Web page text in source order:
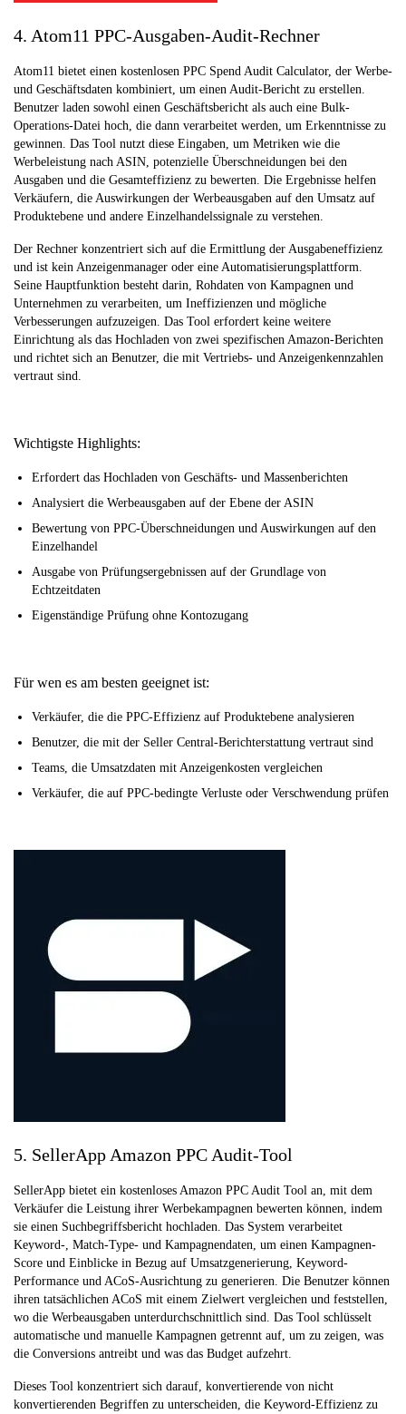
4. Atom11 PPC-Ausgaben-Audit-Rechner
Atom11 bietet einen kostenlosen PPC Spend Audit Calculator, der Werbe-
und Geschäftsdaten kombiniert, um einen Audit-Bericht zu erstellen.
Benutzer laden sowohl einen Geschäftsbericht als auch eine Bulk-
Operations-Datei hoch, die dann verarbeitet werden, um Erkenntnisse zu
gewinnen. Das Tool nutzt diese Eingaben, um Metriken wie die
Werbeleistung nach ASIN, potenzielle Überschneidungen bei den
Ausgaben und die Gesamteffizienz zu bewerten. Die Ergebnisse helfen
Verkäufern, die Auswirkungen der Werbeausgaben auf den Umsatz auf
Produktebene und andere Einzelhandelssignale zu verstehen.
Der Rechner konzentriert sich auf die Ermittlung der Ausgabeneffizienz
und ist kein Anzeigenmanager oder eine Automatisierungsplattform.
Seine Hauptfunktion besteht darin, Rohdaten von Kampagnen und
Unternehmen zu verarbeiten, um Ineffizienzen und mögliche
Verbesserungen aufzuzeigen. Das Tool erfordert keine weitere
Einrichtung als das Hochladen von zwei spezifischen Amazon-Berichten
und richtet sich an Benutzer, die mit Vertriebs- und Anzeigenkennzahlen
vertraut sind.
Wichtigste Highlights:
Erfordert das Hochladen von Geschäfts- und Massenberichten
Analysiert die Werbeausgaben auf der Ebene der ASIN
Bewertung von PPC-Überschneidungen und Auswirkungen auf den
Einzelhandel
Ausgabe von Prüfungsergebnissen auf der Grundlage von
Echtzeitdaten
Eigenständige Prüfung ohne Kontozugang
Für wen es am besten geeignet ist:
Verkäufer, die die PPC-Effizienz auf Produktebene analysieren
Benutzer, die mit der Seller Central-Berichterstattung vertraut sind
Teams, die Umsatzdaten mit Anzeigenkosten vergleichen
Verkäufer, die auf PPC-bedingte Verluste oder Verschwendung prüfen
5. SellerApp Amazon PPC Audit-Tool
SellerApp bietet ein kostenloses Amazon PPC Audit Tool an, mit dem
Verkäufer die Leistung ihrer Werbekampagnen bewerten können, indem
sie einen Suchbegriffsbericht hochladen. Das System verarbeitet
Keyword-, Match-Type- und Kampagnendaten, um einen Kampagnen-
Score und Einblicke in Bezug auf Umsatzgenerierung, Keyword-
Performance und ACoS-Ausrichtung zu generieren. Die Benutzer können
ihren tatsächlichen ACoS mit einem Zielwert vergleichen und feststellen,
wo die Werbeausgaben unterdurchschnittlich sind. Das Tool schlüsselt
automatische und manuelle Kampagnen getrennt auf, um zu zeigen, was
die Conversions antreibt und was das Budget aufzehrt.
Dieses Tool konzentriert sich darauf, konvertierende von nicht
konvertierenden Begriffen zu unterscheiden, die Keyword-Effizienz zu